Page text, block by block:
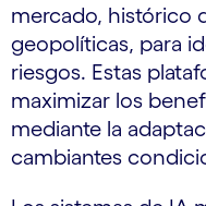
mercado, histórico
geopolíticas, para
riesgos. Estas
maximizar los
mediante la
cambiantes